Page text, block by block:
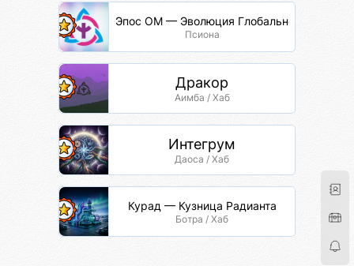
Эпос ОМ — Эволюция Глобальной Сети
Псиона
Дракор
Аимба / Хаб
Интегрум
Даоса / Хаб
Курад — Кузница Радианта
Ботра / Хаб